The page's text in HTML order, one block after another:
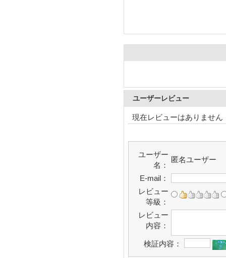
ユーザーレビュー
現在レビューはありません
ユーザー
名：
匿名ユーザー
E-mail：
レビュー
等級：
レビュー
内容：
検証内容：